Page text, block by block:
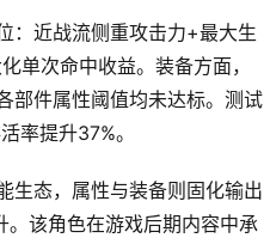
：近战流侧重攻击力+最大生
单次命中收益。装备方面，
部件属性阈值均未达标。测试
率提升37%。
生态，属性与装备则固化输出
。该角色在游戏后期内容中承